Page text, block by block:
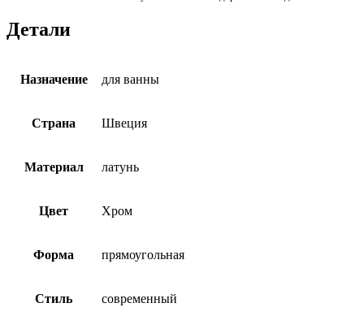
Детали
Назначение для ванны
Страна Швеция
Материал латунь
Цвет Хром
Форма прямоугольная
Стиль современный